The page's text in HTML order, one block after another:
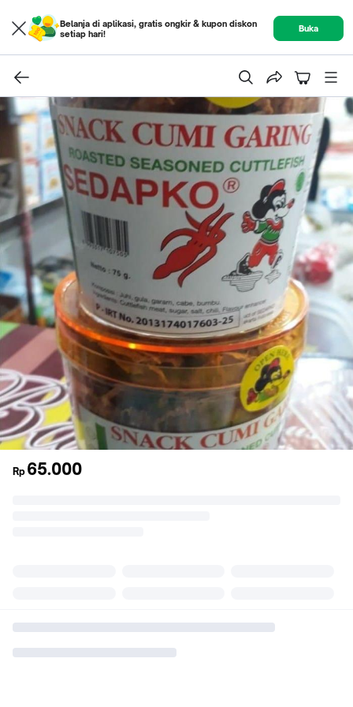
Belanja di aplikasi, gratis ongkir & kupon diskon
setiap hari!
Buka
Rp 65.000